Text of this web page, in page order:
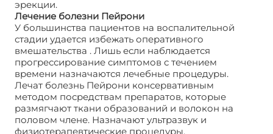
эрекции.
Лечение болезни Пейрони
У большинства пациентов на воспалительной
стадии удается избежать оперативного
вмешательства . Лишь если наблюдается
прогрессирование симптомов с течением
времени назначаются лечебные процедуры.
Лечат болезнь Пейрони консервативным
методом посредствам препаратов, которые
размягчают ткани образований и волокон на
половом члене. Назначают ультразвук и
физиотерапевтические процедуры.